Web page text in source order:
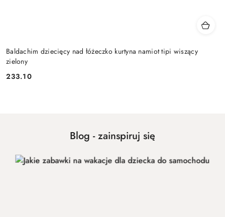
Baldachim dziecięcy nad łóżeczko kurtyna namiot tipi wiszący
zielony
Cena:
233.10
Blog - zainspiruj się